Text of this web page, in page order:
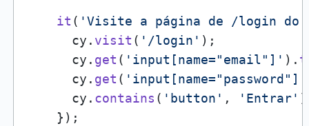
it ( 'Visite a página de /login do
      cy.
visit ( '/login' );
      cy.
get ( 'input[name="email"]' ).
      cy.
get ( 'input[name="password"]'
      cy.
contains ( 'button' , 'Entrar'
    });